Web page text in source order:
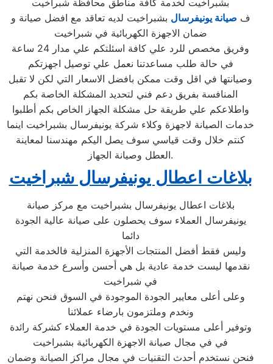
بشبراخيت لخدمة كافة مناطق محافظة شبراخيت
ف صيانة يونيفرسال بشبراخيت لديه تعاقد مع افضل صيانة و
ضمان الاجهزة الكهربائية في شبراخيت
وفريق مخصص للرد علي كافة اسئلتكم علي مدار 24 ساعة
في حالة طلب مساعدتنا نعمل علي توصيل اجهزتكم
وصيانتها في اقل وقت ممكن بافضل الاسعار التي لكن لا تقبل
المنافسة بفريق دعم فني لتحديد المشكلة الخاصة بكم
واطلاعكم علي طريقة حل مشكلة الجهاز الخاص بكم أطلبوا
خدمات الصيانة لاجهزة وكلاء شركة يونيفرسال بشبراخيت اينما
كنتم خلال وقت قياسي سوف يصل اليكم مهندسنا لمعاينة
العطل وصيانة الجهاز.
بلاغات اعطال يونيفرسال شبراخيت
بلاغات اعطال يونيفرسال بشبراخيت مع مركز صيانة
يونيفرسال العملاء سوف يحصلون على صيانة عالية الجودة
دائما
وليس فقط أفضل المنتجات الأجهزة المنزلية فالخدمة التي
نقدمها ليست خدمة عادية بل هي أحسن وأسرع خدمة صيانة
في شبراخيت
وعلى أعلى معايير الجودة الموجودة في السوق فنحن نهتم
ونخدم وملتزمون بارضاء عملائنا
وتوفير أعلى مستويات الجودة في خدمة العملاء كشركة رائدة
في في مجال صيانة الاجهزة الكهربائية بشبراخيت
فنحن نستخدم أحدث التقنيات في مجال مراكز الصيانة وضمان